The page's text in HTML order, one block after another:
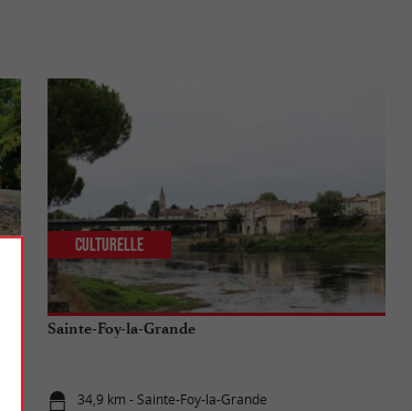
Sainte-Foy-la-Grande
34,9 km - Sainte-Foy-la-Grande
Culturelle